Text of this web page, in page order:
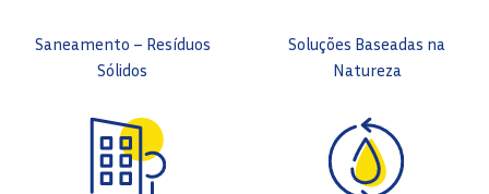
Saneamento – Resíduos
Sólidos
Soluções Baseadas na
Natureza